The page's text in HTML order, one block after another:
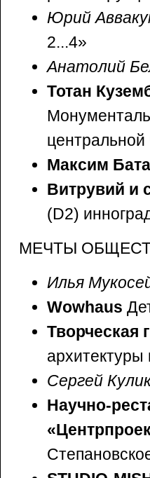
Юрий
2...4»
Анатолий
Тотан
центральной
Максим
Витрувий и
(D2)
МЕЧТЫ
Илья
Wowhaus
Творческая
архитектуры
Сергей
Научно-